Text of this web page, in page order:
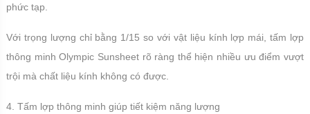
phức tạp.
Với trọng lượng chỉ bằng 1/15 so với vật liệu kính lợp mái, tấm lợp
thông minh Olympic Sunsheet rõ ràng thể hiện nhiều ưu điểm vượt
trội mà chất liệu kính không có được.
4. Tấm lợp thông minh giúp tiết kiệm năng lượng